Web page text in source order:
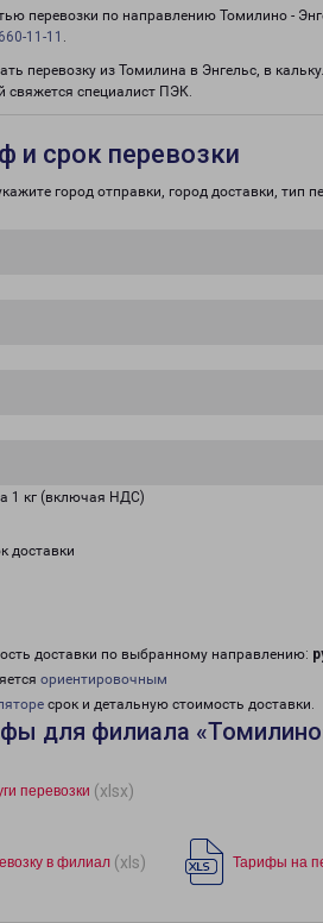
перевозки по направлению Томилино -
11-11 .
перевозку из Томилина в Энгельс, в
свяжется специалист ПЭК.
и срок перевозки
город отправки, город доставки, тип
1 кг (включая НДС)
доставки
доставки по выбранному направлению:
ориентировочным
срок и детальную стоимость доставки.
для филиала
перевозки (xlsx)
в филиал (xls) Тарифы на